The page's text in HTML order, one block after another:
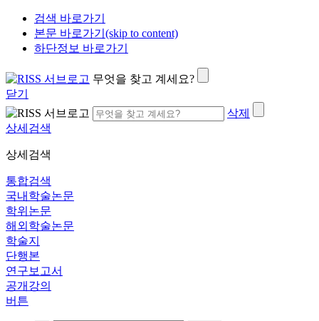
검색 바로가기
본문 바로가기(skip to content)
하단정보 바로가기
무엇을 찾고 계세요?
닫기
삭제
상세검색
상세검색
통합검색
국내학술논문
학위논문
해외학술논문
학술지
단행본
연구보고서
공개강의
버튼